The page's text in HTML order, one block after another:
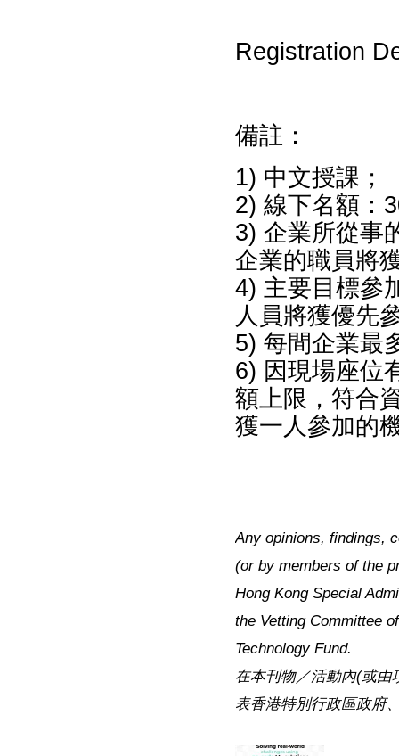
Registration
備註：
1) 中文授課；
2) 線下名額：
3) 企業所從事
企業的職員將
4) 主要目標參
人員將獲優先
5) 每間企業最
6) 因現場座位
額上限，符合
獲一人參加的
Any opinions, findings,
(or by members of the
Hong Kong Special
the Vetting Committee
Technology Fund.
在本刊物／活動內(或由
表香港特別行政區政府